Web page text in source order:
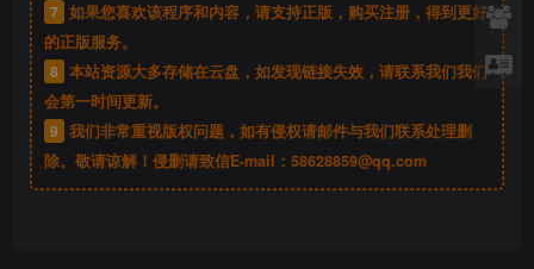
7 如果您喜欢该程序和内容，请支持正版，购买注册，得到更好
的正版服务。
8 本站资源大多存储在云盘，如发现链接失效，请联系我们我们
会第一时间更新。
9 我们非常重视版权问题，如有侵权请邮件与我们联系处理删
除。敬请谅解！侵删请致信E-mail： 58628859@qq.com